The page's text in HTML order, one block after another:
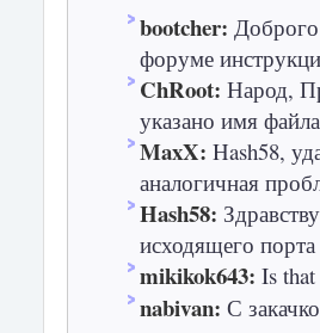
bootcher:
форуме
ChRoot: Народ,
указано имя
MaxX: Hash58,
аналогичная
Hash58:
исходящего
mikikok643: Is
nabivan: С